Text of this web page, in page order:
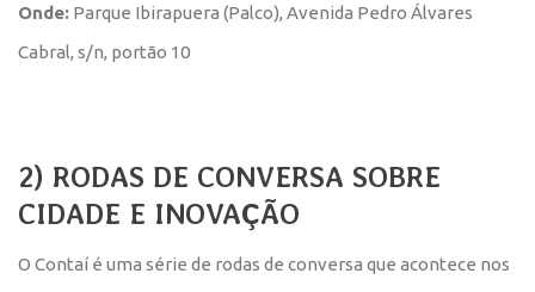
Onde: Parque Ibirapuera (Palco), Avenida Pedro Álvares
Cabral, s/n, portão 10
2) RODAS DE CONVERSA SOBRE
CIDADE E INOVAÇÃO
O Contaí é uma série de rodas de conversa que acontece nos